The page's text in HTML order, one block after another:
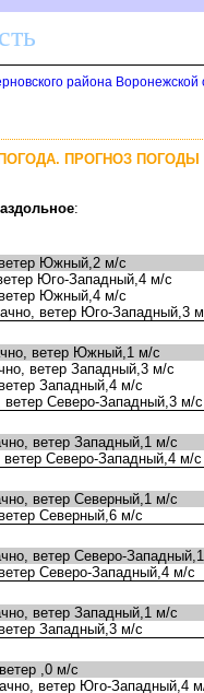
района
ПРОГНОЗ
:
Южный,2 м/с
Юго-Западный,4 м/с
Южный,4 м/с
ветер Юго-Западный,3
ветер Южный,1 м/с
ветер Западный,3 м/с
Западный,4 м/с
Северо-Западный,3 м/с
ветер Западный,1 м/с
Северо-Западный,4 м/с
ветер Северный,1 м/с
Северный,6 м/с
ветер Северо-
Северо-Западный,4 м/с
ветер Западный,1 м/с
Западный,3 м/с
,0 м/с
ветер Юго-Западный,4